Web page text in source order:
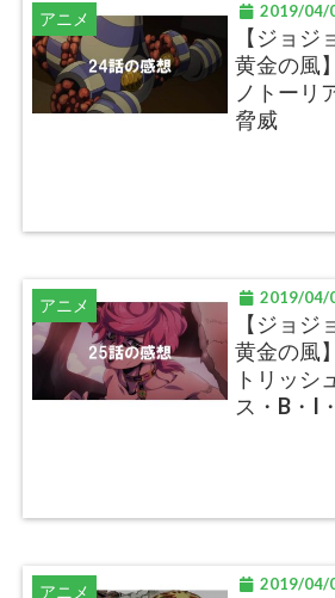
アニメ 2019/04/
【ジョジ
黄金の風
ノトーリ
脅威
アニメ 2019/04/
【ジョジ
黄金の風
トリッシ
ス・B・I
アニメ 2019/04/